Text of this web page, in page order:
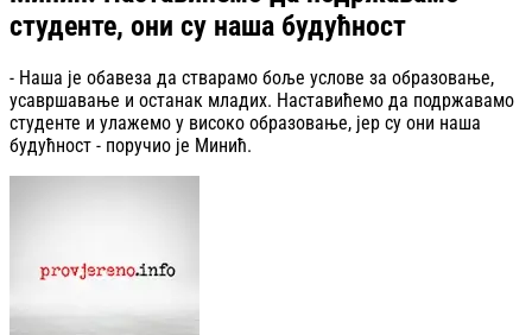
студенте, они су наша будућност
- Наша је обавеза да стварамо боље услове за образовање,
усавршавање и останак младих. Наставићемо да подржавамо
студенте и улажемо у високо образовање, јер су они наша
будућност - поручио је Минић.